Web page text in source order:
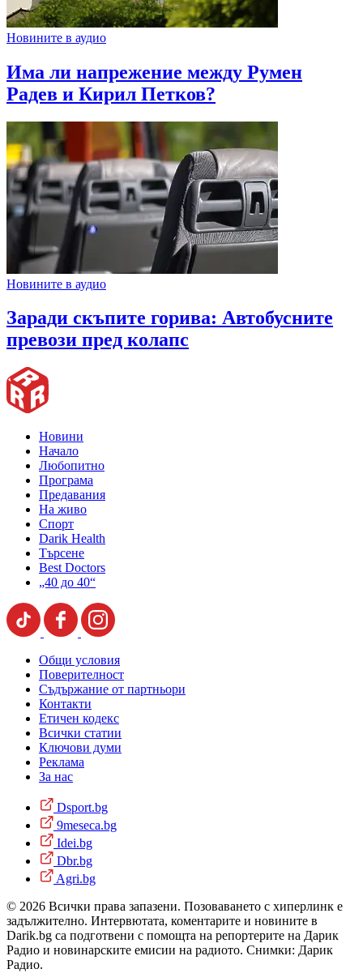
Новините в аудио
Има ли напрежение между Румен
Радев и Кирил Петков?
Новините в аудио
Заради скъпите горива: Автобусните
превози пред колапс
Новини
Начало
Любопитно
Програма
Предавания
На живо
Спорт
Darik Health
Търсене
Best Doctors
„40 до 40“
Общи условия
Поверителност
Съдържание от партньори
Контакти
Етичен кодекс
Всички статии
Ключови думи
Реклама
За нас
Dsport.bg
9meseca.bg
Idei.bg
Dbr.bg
Agri.bg
© 2026 Всички права запазени. Позоваването с хиперлинк е
задължително. Интервютата, коментарите и новините в
Darik.bg са подготвени с помощта на репортерите на Дарик
Радио и новинарските емисии на радиото. Снимки: Дарик
Радио.